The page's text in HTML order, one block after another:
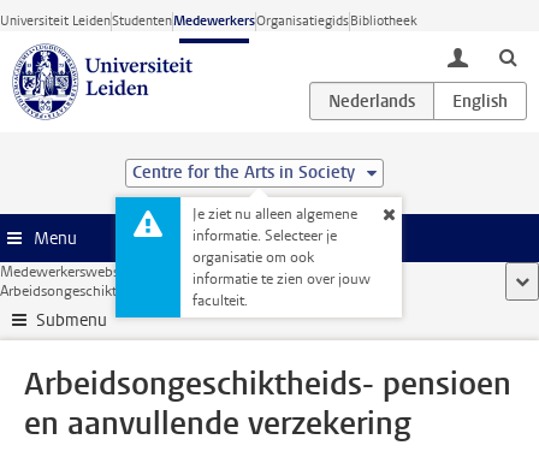
Ga direct naar de inhoud
Universiteit LeidenStudentenMedewerkersOrganisatiegidsBibliotheek
toggle
Centre for the Arts in Society
Je ziet nu alleen algemene
informatie. Selecteer je
organisatie om ook
informatie te zien over jouw
faculteit.
Menu
Medewerkerswebsite
Arbeidsongeschiktheids- pensioen en aanvullende verzekering
Submenu
Arbeidsongeschiktheids- pensioen
en aanvullende verzekering